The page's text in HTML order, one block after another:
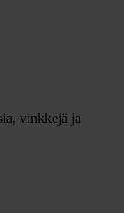
vinkkejä ja